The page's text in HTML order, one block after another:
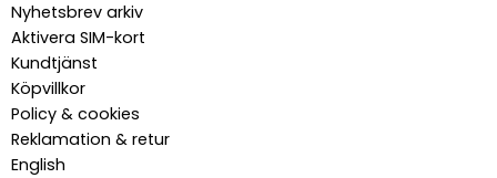
Nyhetsbrev arkiv
Aktivera SIM-kort
Kundtjänst
Köpvillkor
Policy & cookies
Reklamation & retur
English